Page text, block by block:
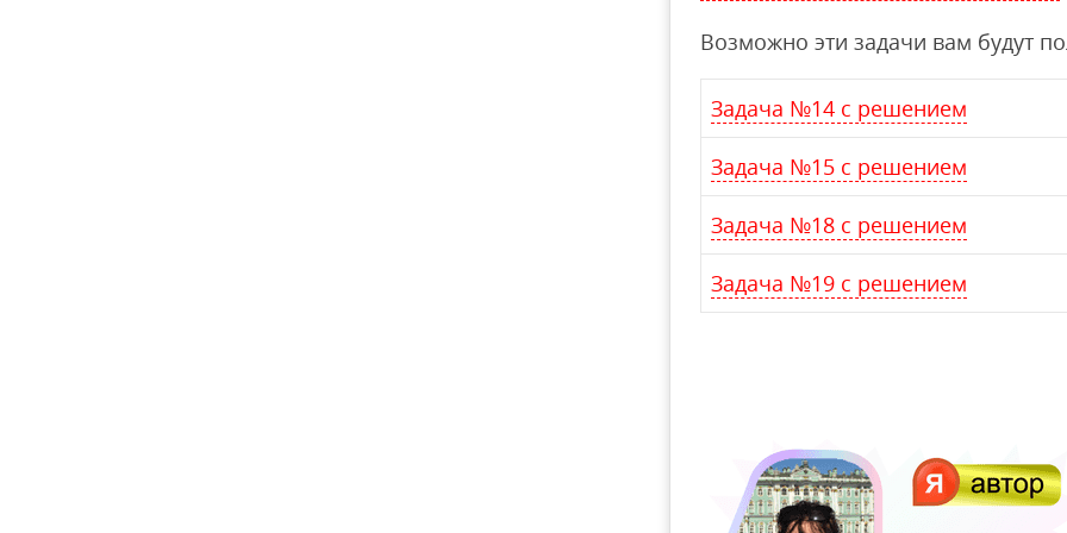
Возможно эти задачи вам будут
Задача №14 с решением
Задача №15 с решением
Задача №18 с решением
Задача №19 с решением